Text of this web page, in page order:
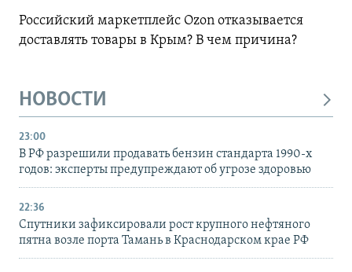
Российский маркетплейс Ozon отказывается
доставлять товары в Крым? В чем причина?
НОВОСТИ
23:00
В РФ разрешили продавать бензин стандарта 1990-х
годов: эксперты предупреждают об угрозе здоровью
22:36
Спутники зафиксировали рост крупного нефтяного
пятна возле порта Тамань в Краснодарском крае РФ